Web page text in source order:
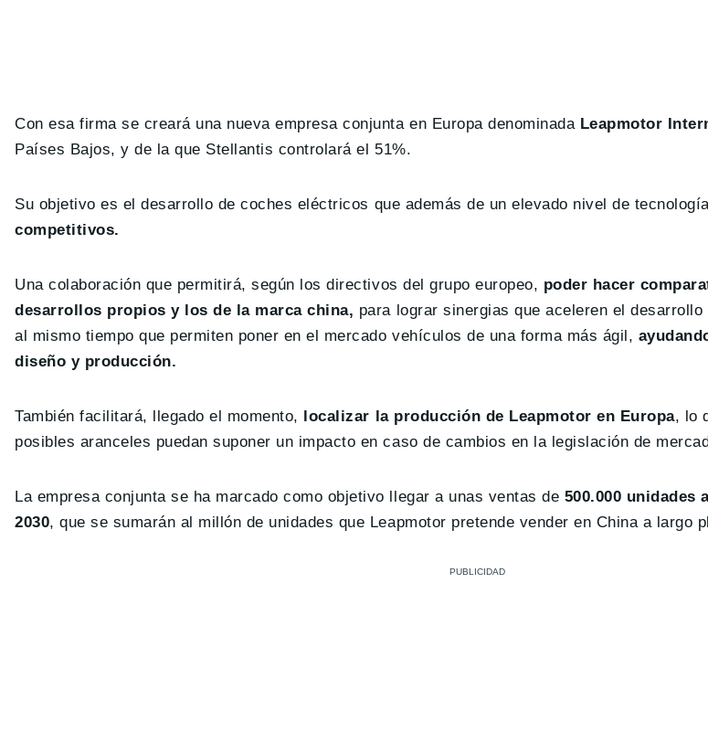
Con esa firma se creará una nueva empresa conjunta en Europa denominada Leapmotor
Países Bajos, y de la que Stellantis controlará el 51%.
Su objetivo es el desarrollo de coches eléctricos que además de un elevado nivel de
competitivos.
Una colaboración que permitirá, según los directivos del grupo europeo, poder hacer
desarrollos propios y los de la marca china, para lograr sinergias que aceleren el
al mismo tiempo que permiten poner en el mercado vehículos de una forma más ágil,
diseño y producción.
También facilitará, llegado el momento, localizar la producción de Leapmotor en Europa, lo
posibles aranceles puedan suponer un impacto en caso de cambios en la legislación de
La empresa conjunta se ha marcado como objetivo llegar a unas ventas de 500.000 unidades
2030, que se sumarán al millón de unidades que Leapmotor pretende vender en China a largo